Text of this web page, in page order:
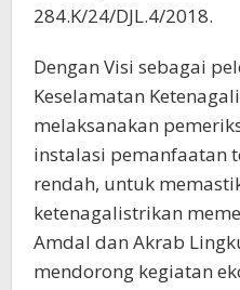
284.K/24/DJL.4/2018.
Dengan Visi sebagai
Keselamatan
melaksanakan
instalasi pemanfaatan
rendah, untuk
ketenagalistrikan
Amdal dan Akrab
mendorong kegiatan